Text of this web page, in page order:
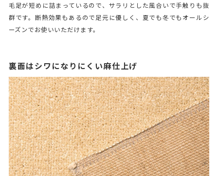
毛足が短めに詰まっているので、サラリとした風合いで手触りも抜
群です。断熱効果もあるので足元に優しく、夏でも冬でもオールシ
ーズンでお使いいただけます。
裏面はシワになりにくい麻仕上げ